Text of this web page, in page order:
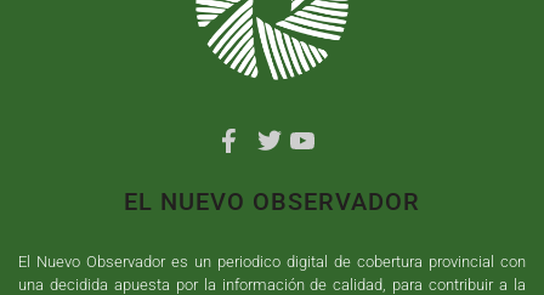
EL NUEVO OBSERVADOR
El Nuevo Observador es un periodico digital de cobertura provincial con
una decidida apuesta por la información de calidad, para contribuir a la